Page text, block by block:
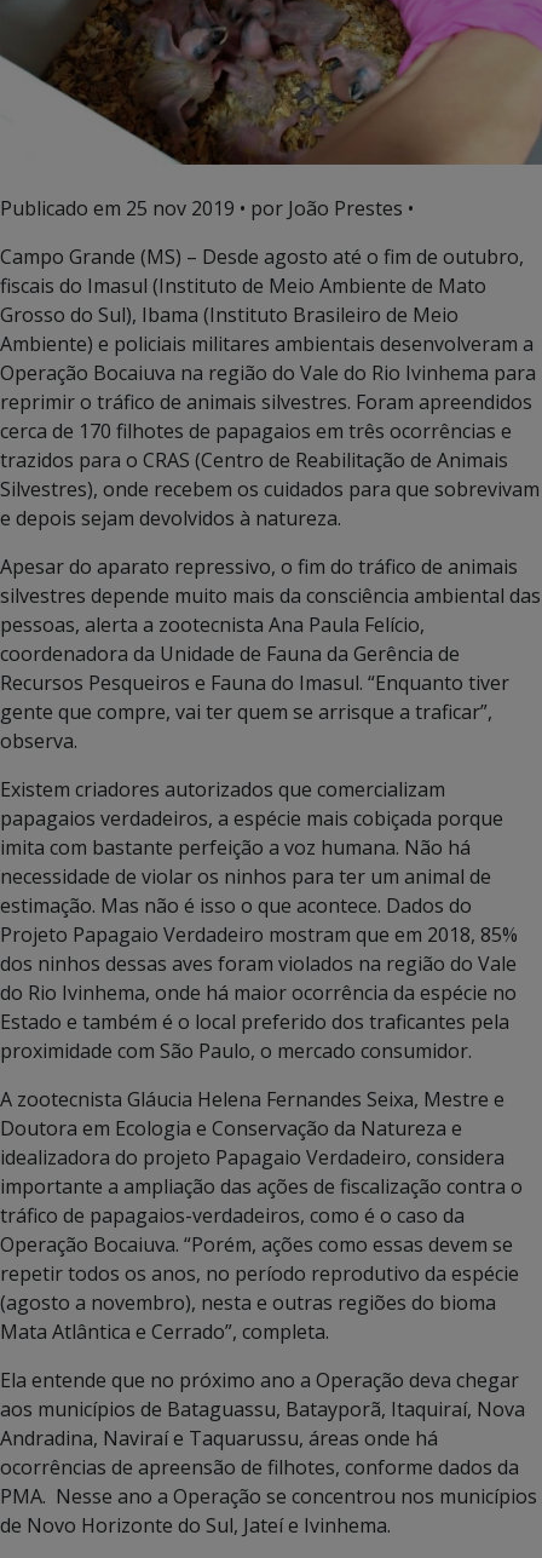
Publicado em 25 nov 2019 • por João Prestes •
Campo Grande (MS) – Desde agosto até o fim de outubro,
fiscais do Imasul (Instituto de Meio Ambiente de Mato
Grosso do Sul), Ibama (Instituto Brasileiro de Meio
Ambiente) e policiais militares ambientais desenvolveram a
Operação Bocaiuva na região do Vale do Rio Ivinhema para
reprimir o tráfico de animais silvestres. Foram apreendidos
cerca de 170 filhotes de papagaios em três ocorrências e
trazidos para o CRAS (Centro de Reabilitação de Animais
Silvestres), onde recebem os cuidados para que sobrevivam
e depois sejam devolvidos à natureza.
Apesar do aparato repressivo, o fim do tráfico de animais
silvestres depende muito mais da consciência ambiental das
pessoas, alerta a zootecnista Ana Paula Felício,
coordenadora da Unidade de Fauna da Gerência de
Recursos Pesqueiros e Fauna do Imasul. “Enquanto tiver
gente que compre, vai ter quem se arrisque a traficar”,
observa.
Existem criadores autorizados que comercializam
papagaios verdadeiros, a espécie mais cobiçada porque
imita com bastante perfeição a voz humana. Não há
necessidade de violar os ninhos para ter um animal de
estimação. Mas não é isso o que acontece. Dados do
Projeto Papagaio Verdadeiro mostram que em 2018, 85%
dos ninhos dessas aves foram violados na região do Vale
do Rio Ivinhema, onde há maior ocorrência da espécie no
Estado e também é o local preferido dos traficantes pela
proximidade com São Paulo, o mercado consumidor.
A zootecnista Gláucia Helena Fernandes Seixa, Mestre e
Doutora em Ecologia e Conservação da Natureza e
idealizadora do projeto Papagaio Verdadeiro, considera
importante a ampliação das ações de fiscalização contra o
tráfico de papagaios-verdadeiros, como é o caso da
Operação Bocaiuva. “Porém, ações como essas devem se
repetir todos os anos, no período reprodutivo da espécie
(agosto a novembro), nesta e outras regiões do bioma
Mata Atlântica e Cerrado”, completa.
Ela entende que no próximo ano a Operação deva chegar
aos municípios de Bataguassu, Batayporã, Itaquiraí, Nova
Andradina, Naviraí e Taquarussu, áreas onde há
ocorrências de apreensão de filhotes, conforme dados da
PMA. Nesse ano a Operação se concentrou nos municípios
de Novo Horizonte do Sul, Jateí e Ivinhema.